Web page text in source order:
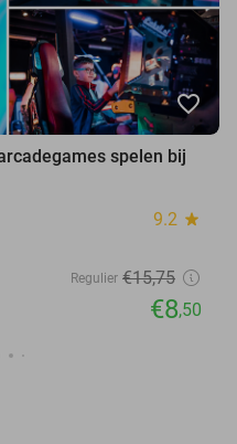
favorite_border
spelen bij
9.2 star
Regulier €15,75
€8,50